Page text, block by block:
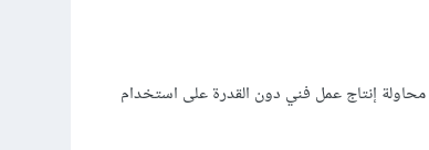
إنتاج عمل فني دون القدرة على استخدام